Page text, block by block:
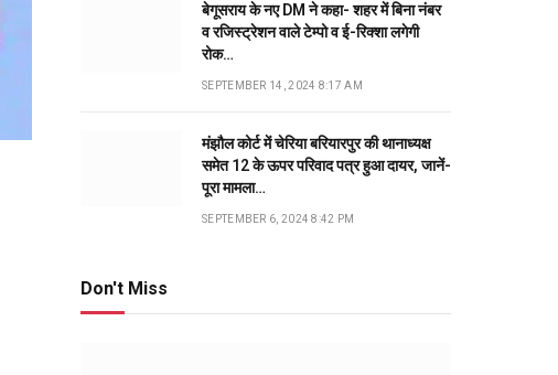
बेगूसराय के नए DM ने कहा- शहर में बिना नंबर
व रजिस्ट्रेशन वाले टेम्पो व ई-रिक्शा लगेगी
रोक…
SEPTEMBER 14, 2024 8:17 AM
मंझौल कोर्ट में चेरिया बरियारपुर की थानाध्यक्ष
समेत 12 के ऊपर परिवाद पत्र हुआ दायर, जानें-
पूरा मामला…
SEPTEMBER 6, 2024 8:42 PM
Don't Miss